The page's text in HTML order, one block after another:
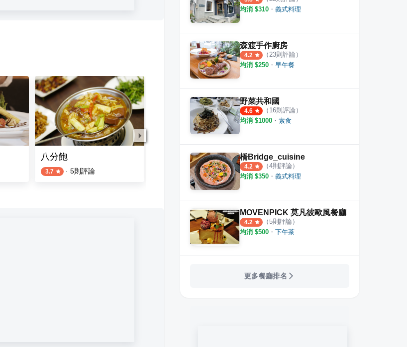
八分飽
3.7 · 5則評論
Le Four萊法小館
15則評論
新食譜全日餐廳 Latest Recipe
4.7
均消 $310 ・ 義式料理
森渡手作廚房
4.2 （23則評論）
均消 $250 ・ 早午餐
野菜共和國
4.6 （ 16則評論）
均消 $1000 ・ 素食
橋Bridge_cuisine
4.2 （4則評論）
均消 $350 ・ 義式料理
MOVENPICK 莫凡彼歐風餐廳
4.2 （5則評論）
均消 $500 ・ 下午茶
更多餐廳排名